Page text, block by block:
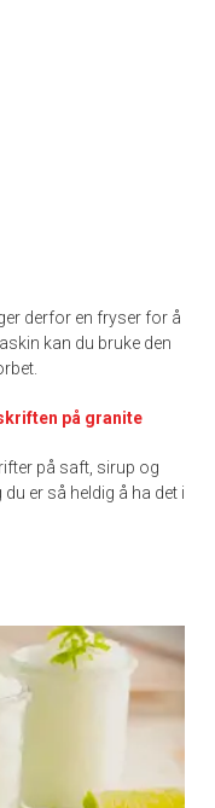
derfor en fryser for å
kan du bruke den
på granite
på saft, sirup og
er så heldig å ha det i